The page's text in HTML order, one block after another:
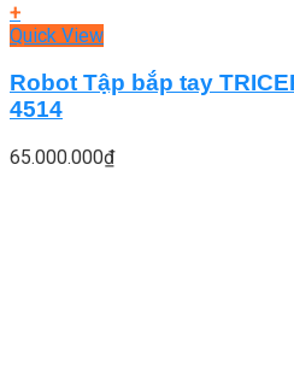
+
Quick View
Robot Tập bắp tay
4514
65.000.000₫